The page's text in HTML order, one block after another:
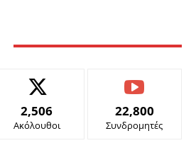
2,506
Ακόλουθοι
22,800
Συνδρομητές